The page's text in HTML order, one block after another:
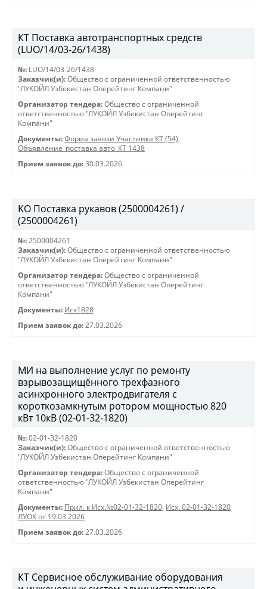
КТ Поставка автотранспортных средств
(LUO/14/03-26/1438)
№: LUO/14/03-26/1438
Заказчик(и): Общество с ограниченной ответственностью
"ЛУКОЙЛ Узбекистан Оперейтинг Компани"
Организатор тендера: Общество с ограниченной
ответственностью "ЛУКОЙЛ Узбекистан Оперейтинг
Компани"
Документы: Форма заявки Участника КТ (54),
Объявление_поставка авто_КТ 1438
Прием заявок до: 30.03.2026
KO Поставка рукавов (2500004261) /
(2500004261)
№: 2500004261
Заказчик(и): Общество с ограниченной ответственностью
"ЛУКОЙЛ Узбекистан Оперейтинг Компани"
Организатор тендера: Общество с ограниченной
ответственностью "ЛУКОЙЛ Узбекистан Оперейтинг
Компани"
Документы: Исх1828
Прием заявок до: 27.03.2026
МИ на выполнение услуг по ремонту
взрывозащищённого трехфазного
асинхронного электродвигателя с
короткозамкнутым ротором мощностью 820
кВт 10кВ (02-01-32-1820)
№: 02-01-32-1820
Заказчик(и): Общество с ограниченной ответственностью
"ЛУКОЙЛ Узбекистан Оперейтинг Компани"
Организатор тендера: Общество с ограниченной
ответственностью "ЛУКОЙЛ Узбекистан Оперейтинг
Компани"
Документы: Прил. к Исх.№02-01-32-1820, Исх. 02-01-32-1820
ЛУОК от 19.03.2026
Прием заявок до: 27.03.2026
КТ Сервисное обслуживание оборудования